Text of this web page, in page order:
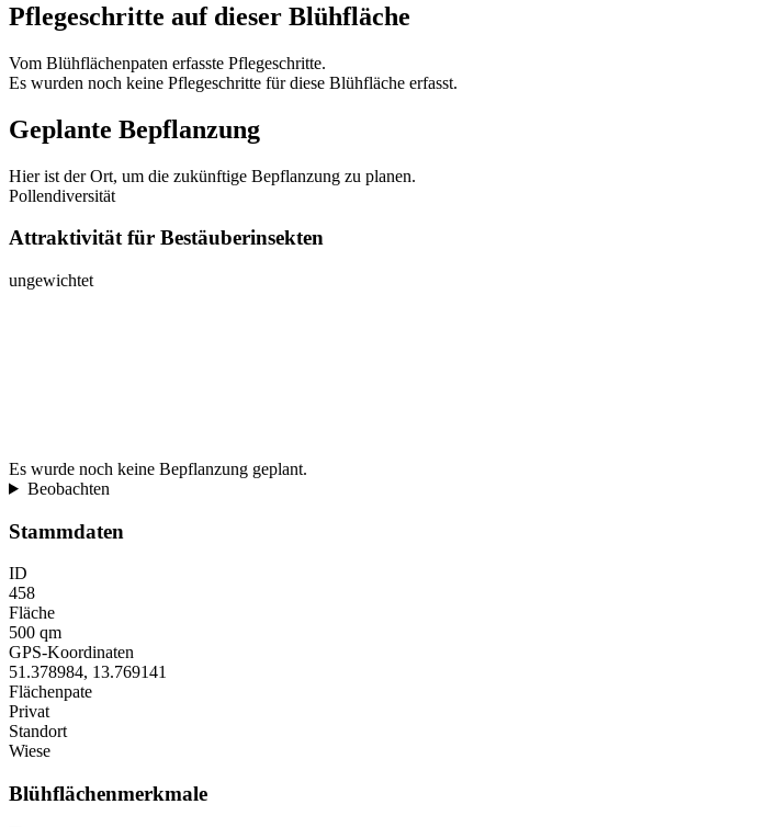
Pflegeschritte auf dieser Blühfläche
Vom Blühflächenpaten erfasste Pflegeschritte.
Es wurden noch keine Pflegeschritte für diese Blühfläche erfasst.
Geplante Bepflanzung
Hier ist der Ort, um die zukünftige Bepflanzung zu planen.
Pollendiversität
Attraktivität für Bestäuberinsekten
ungewichtet
Es wurde noch keine Bepflanzung geplant.
Beobachten
Stammdaten
ID
458
Fläche
500 qm
GPS-Koordinaten
51.378984, 13.769141
Flächenpate
Privat
Standort
Wiese
Blühflächenmerkmale